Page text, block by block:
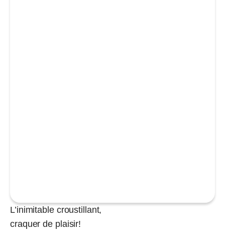
L’inimitable croustillant,
craquer de plaisir!